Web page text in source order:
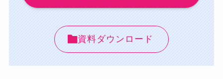
資料ダウンロード